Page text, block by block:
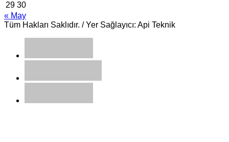
29 30
« May
Tüm Hakları Saklıdır. / Yer Sağlayıcı: Api Teknik